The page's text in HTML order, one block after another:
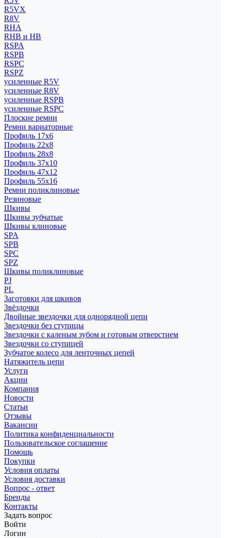
R5VX
R8V
RHA
RHB и HB
RSPA
RSPB
RSPC
RSPZ
усиленные R5V
усиленные R8V
усиленные RSPB
усиленные RSPC
Плоские ремни
Ремни вариаторные
Профиль 17x6
Профиль 22x8
Профиль 28x8
Профиль 37x10
Профиль 47x12
Профиль 55x16
Ремни поликлиновые
Резиновые
Шкивы
Шкивы зубчатые
Шкивы клиновые
SPA
SPB
SPC
SPZ
Шкивы поликлиновые
PJ
PL
Заготовки для шкивов
Звёздочки
Двойные звездочки для однорядной цепи
Звездочки без ступицы
Звездочки с каленым зубом и готовым отверстием
Звездочки со ступицей
Зубчатое колесо для ленточных цепей
Натяжитель цепи
Услуги
Акции
Компания
Новости
Статьи
Отзывы
Вакансии
Политика конфиденциальности
Пользовательское соглашение
Помощь
Покупки
Условия оплаты
Условия доставки
Вопрос - ответ
Бренды
Контакты
Задать вопрос
Войти
Логин